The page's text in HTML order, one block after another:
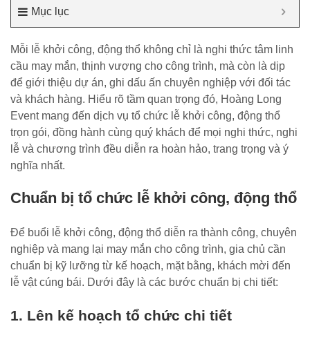
Mục lục
Mỗi lễ khởi công, động thổ không chỉ là nghi thức tâm linh
cầu may mắn, thịnh vượng cho công trình, mà còn là dịp
để giới thiệu dự án, ghi dấu ấn chuyên nghiệp với đối tác
và khách hàng. Hiểu rõ tầm quan trọng đó, Hoàng Long
Event mang đến dịch vụ tổ chức lễ khởi công, động thổ
trọn gói, đồng hành cùng quý khách để mọi nghi thức, nghi
lễ và chương trình đều diễn ra hoàn hảo, trang trọng và ý
nghĩa nhất.
Chuẩn bị tổ chức lễ khởi công, động thổ
Để buổi lễ khởi công, động thổ diễn ra thành công, chuyên
nghiệp và mang lại may mắn cho công trình, gia chủ cần
chuẩn bị kỹ lưỡng từ kế hoạch, mặt bằng, khách mời đến
lễ vật cúng bái. Dưới đây là các bước chuẩn bị chi tiết:
1. Lên kế hoạch tổ chức chi tiết